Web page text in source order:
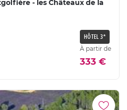
- les Châteaux de la
HÔTEL 3*
À partir de
333 €